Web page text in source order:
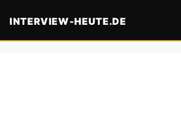
Inhalt
INTERVIEW-HEUTE.DE